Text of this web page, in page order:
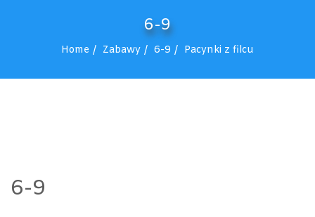
6-9
Home Zabawy 6-9 Pacynki z filcu
6-9